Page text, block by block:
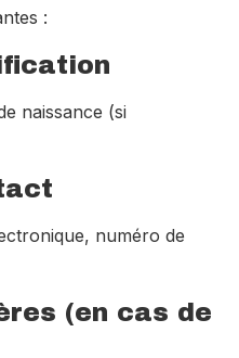
:
naissance (si
numéro de
(en cas de